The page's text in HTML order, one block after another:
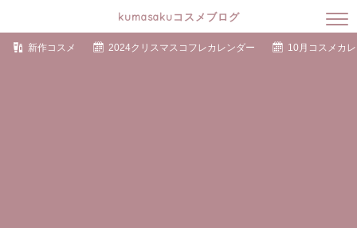
kumasakuコスメブログ
新作コスメ 2024クリスマスコフレカレンダー 10月コスメカ